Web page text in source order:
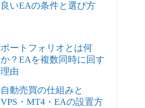
良いEAの条件と選び方
ポートフォリオとは何
か？EAを複数同時に回す
理由
自動売買の仕組みと
VPS・MT4・EAの設置方